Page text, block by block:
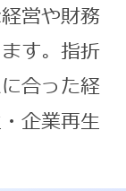
営や財務
す。指折
合った経
企業再生